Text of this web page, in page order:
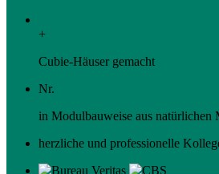
+
Cubie-Häuser gemacht
Nr.
in Modulbauweise aus natürlichen
herzliche und professionelle